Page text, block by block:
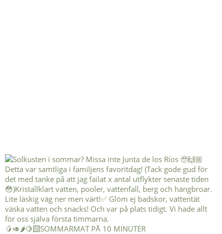
🥭🥑🌶️🍋‍🟩SOMMARMAT PÅ 10 MINUTER